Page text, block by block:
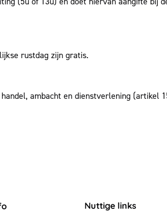
rustdag zijn gratis.
ambacht en dienstverlening (artikel
Nuttige links